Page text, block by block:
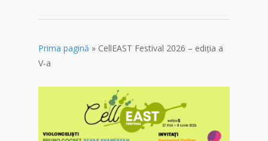
Prima pagină » CellEAST Festival 2026 – ediția a
V-a